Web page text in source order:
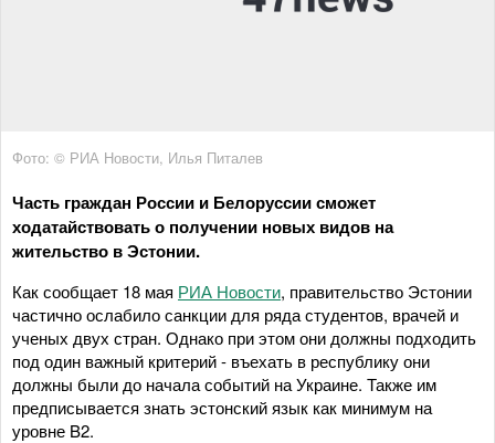
Фото: © РИА Новости, Илья Питалев
Часть граждан России и Белоруссии сможет
ходатайствовать о получении новых видов на
жительство в Эстонии.
Как сообщает 18 мая РИА Новости, правительство Эстонии
частично ослабило санкции для ряда студентов, врачей и
ученых двух стран. Однако при этом они должны подходить
под один важный критерий - въехать в республику они
должны были до начала событий на Украине. Также им
предписывается знать эстонский язык как минимум на
уровне B2.